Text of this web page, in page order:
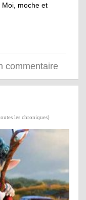
Moi, moche et
commentaire
les chroniques)